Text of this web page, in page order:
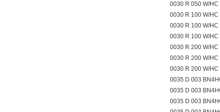
0030 R 050 W/HC
0030 R 100 W/HC
0030 R 100 W/HC
0030 R 100 W/HC
0030 R 200 W/HC
0030 R 200 W/HC
0030 R 200 W/HC
0035 D 003
0035 D 003
0035 D 003